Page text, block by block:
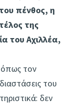
πένθος, η
της
του Αχιλλέα,
όπως τον
του
δεν